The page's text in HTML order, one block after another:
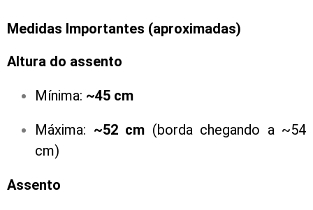
Medidas Importantes (aproximadas)
Altura do assento
Mínima: ~45 cm
Máxima: ~52 cm (borda chegando a ~54
cm)
Assento